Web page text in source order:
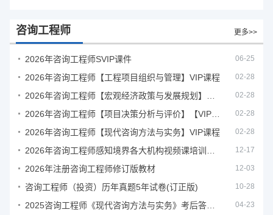
咨询工程师 更多>>
2026年咨询工程师SVIP课件 06-25
2026年咨询工程师【工程项目组织与管理】VIP课程 02-28
02-28
02-28
2026年咨询工程师【现代咨询方法与实务】VIP课程 02-28
12-17
2026年注册咨询工程师修订版教材 12-03
咨询工程师（投资）历年真题5年试卷(订正版) 10-28
04-23